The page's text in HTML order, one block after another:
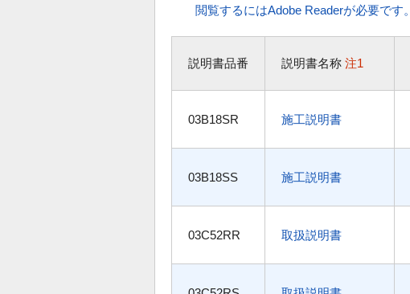
閲覧するにはAdobe Readerが必要です。
説明書品番 説明書名称 注1
03B18SR 施工説明書
03B18SS 施工説明書
03C52RR 取扱説明書